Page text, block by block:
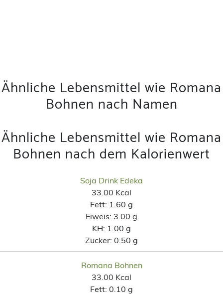
Ähnliche Lebensmittel wie Romana
Bohnen nach Namen
Ähnliche Lebensmittel wie Romana
Bohnen nach dem Kalorienwert
Soja Drink Edeka
33.00 Kcal
Fett: 1.60 g
Eiweis: 3.00 g
KH: 1.00 g
Zucker: 0.50 g
Romana Bohnen
33.00 Kcal
Fett: 0.10 g